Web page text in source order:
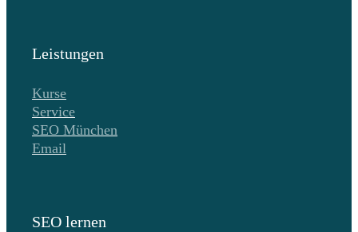
Leistungen
Kurse
Service
SEO München
Email
SEO lernen